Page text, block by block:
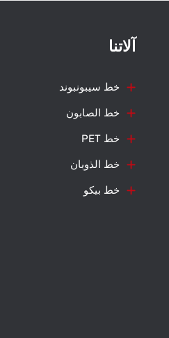
آلاتنا
خط سيبونبوند
خط الصابون
خط PET
خط الذوبان
خط بيكو